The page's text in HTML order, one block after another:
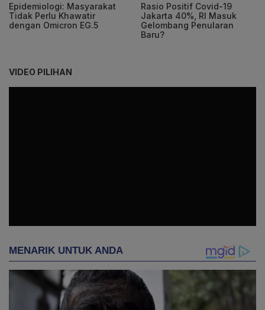
Epidemiologi: Masyarakat
Tidak Perlu Khawatir
dengan Omicron EG.5
Rasio Positif Covid-19
Jakarta 40%, RI Masuk
Gelombang Penularan
Baru?
VIDEO PILIHAN